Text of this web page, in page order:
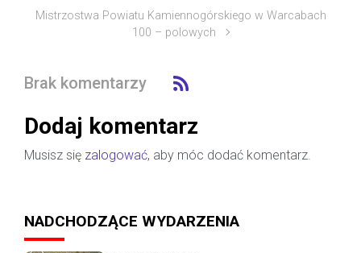
Mistrzostwa Powiatu Kamiennogórskiego w Warcabach
100 – polowych
Brak komentarzy
Dodaj komentarz
Musisz się zalogować, aby móc dodać komentarz.
NADCHODZĄCE WYDARZENIA